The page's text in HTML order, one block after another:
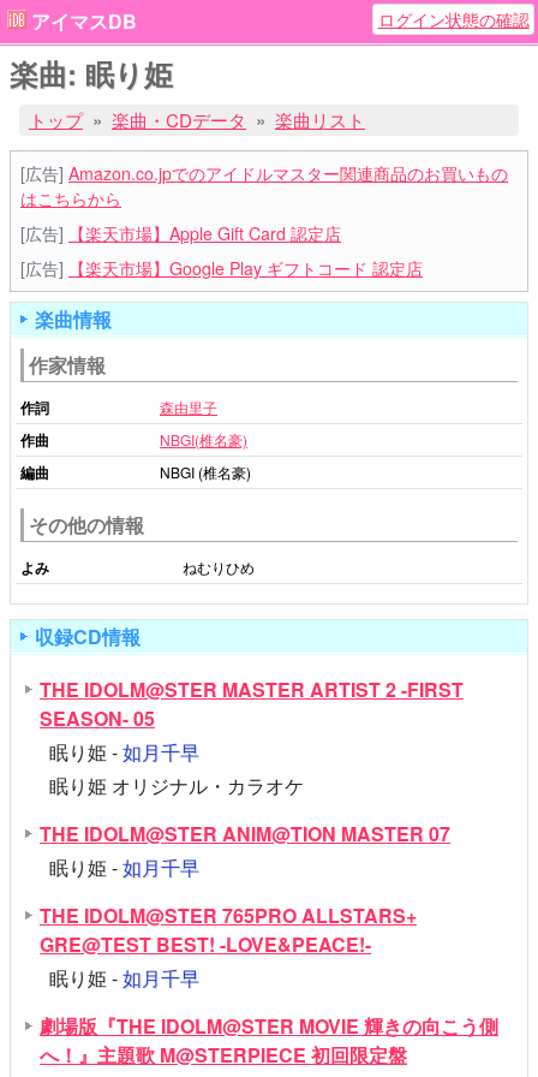
アイマスDB ログイン状態の確認
楽曲: 眠り姫
トップ 楽曲・CDデータ 楽曲リスト
[広告] Amazon.co.jpでのアイドルマスター関連商品のお買いもの
はこちらから
[広告]
【楽天市場】Apple Gift Card 認定店
[広告]
【楽天市場】Google Play ギフトコード 認定店
楽曲情報
作家情報
作詞 森由里子
作曲 NBGI(椎名豪)
編曲 NBGI (椎名豪)
その他の情報
よみ ねむりひめ
収録CD情報
THE IDOLM@STER MASTER ARTIST 2 -FIRST
SEASON- 05
眠り姫 -如月千早
眠り姫 オリジナル・カラオケ
THE IDOLM@STER ANIM@TION MASTER 07
眠り姫 -如月千早
THE IDOLM@STER 765PRO ALLSTARS+
GRE@TEST BEST! -LOVE&PEACE!-
眠り姫 -如月千早
劇場版『THE IDOLM@STER MOVIE 輝きの向こう側
へ！』主題歌 M@STERPIECE 初回限定盤